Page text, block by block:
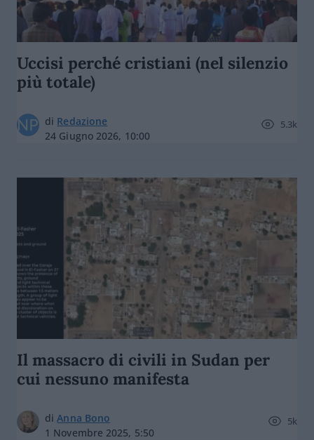
Uccisi perché cristiani (nel silenzio
più totale)
di Redazione
24 Giugno 2026, 10:00
5.3k
Il massacro di civili in Sudan per
cui nessuno manifesta
diAnna Bono
1 Novembre 2025, 5:50
5k